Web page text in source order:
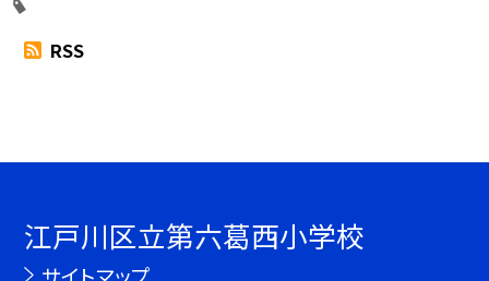
RSS
江戸川区立第六葛西小学校